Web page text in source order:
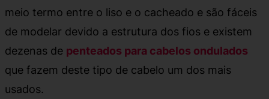
meio termo entre o liso e o cacheado e são fáceis
de modelar devido a estrutura dos fios e existem
dezenas de penteados para cabelos ondulados
que fazem deste tipo de cabelo um dos mais
usados.